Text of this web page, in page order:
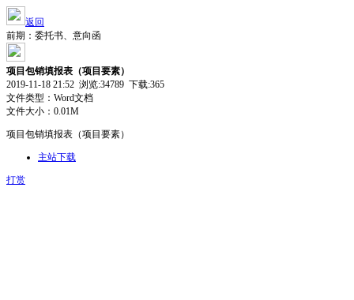
返回
前期：委托书、意向函
项目包销填报表（项目要素）
2019-11-18 21:52 浏览:34789 下载:365
文件类型：Word文档
文件大小：0.01M
项目包销填报表（项目要素）
主站下载
打赏